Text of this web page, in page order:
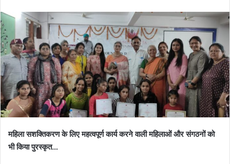
महिला सशक्तिकरण के लिए महत्वपूर्ण कार्य करने वाली महिलाओं और संगठनों को
भी किया पुरस्कृत…